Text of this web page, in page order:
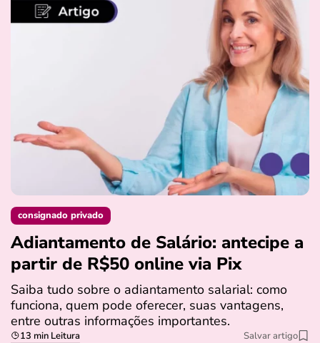
consignado privado
Adiantamento de Salário: antecipe a
partir de R$50 online via Pix
Saiba tudo sobre o adiantamento salarial: como
funciona, quem pode oferecer, suas vantagens,
entre outras informações importantes.
13 min Leitura Salvar artigo